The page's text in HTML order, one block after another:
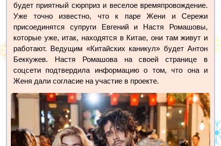
будет приятный сюрприз и веселое времяпровождение.
Уже точно известно, что к паре Жени и Сережи
присоединятся супруги Евгений и Настя Ромашовы,
которые уже, итак, находятся в Китае, они там живут и
работают. Ведущим «Китайских каникул» будет Антон
Беккужев. Настя Ромашова на своей странице в
соцсети подтвердила информацию о том, что она и
Женя дали согласие на участие в проекте.